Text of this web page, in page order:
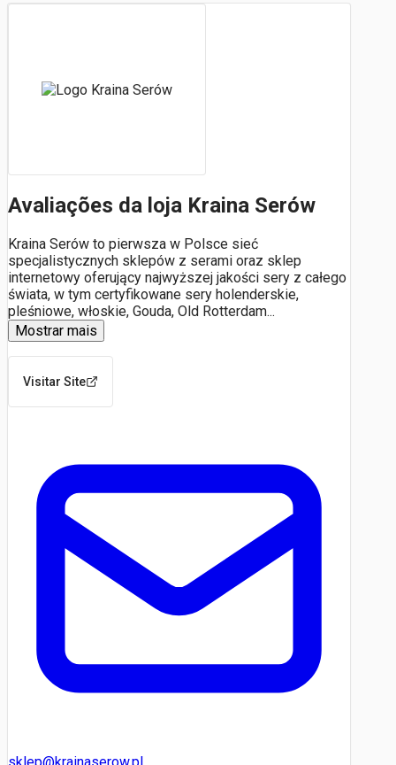
Avaliações da loja Kraina Serów
Kraina Serów to pierwsza w Polsce sieć
specjalistycznych sklepów z serami oraz sklep
internetowy oferujący najwyższej jakości sery z całego
świata, w tym certyfikowane sery holenderskie,
pleśniowe, włoskie, Gouda, Old Rotterdam...
Mostrar mais
Visitar Site
sklep@krainaserow.pl